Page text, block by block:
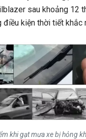
sau khoảng 12
kiện thời tiết khắc
khi gạt mưa xe bị hỏng